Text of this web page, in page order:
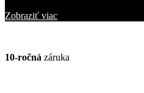
Zobraziť viac
10-ročná záruka